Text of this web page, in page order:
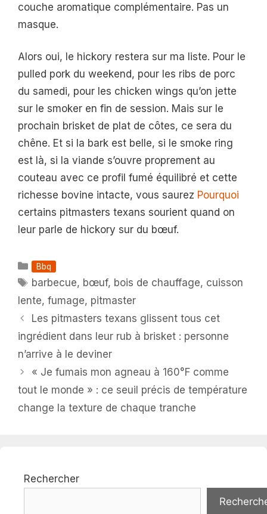
couche aromatique complémentaire. Pas un
masque.
Alors oui, le hickory restera sur ma liste. Pour le
pulled pork du weekend, pour les ribs de porc
du samedi, pour les chicken wings qu’on jette
sur le smoker en fin de session. Mais sur le
prochain brisket de plat de côtes, ce sera du
chêne. Et si la bark est belle, si le smoke ring
est là, si la viande s’ouvre proprement au
couteau avec ce profil fumé équilibré et cette
richesse bovine intacte, vous saurez Pourquoi
certains pitmasters texans sourient quand on
leur parle de hickory sur du bœuf.
Catégories
Bbq
Étiquettes
barbecue, bœuf, bois de chauffage, cuisson
lente, fumage, pitmaster
Les pitmasters texans glissent tous cet
ingrédient dans leur rub à brisket : personne
n’arrive à le deviner
« Je fumais mon agneau à 160°F comme
tout le monde » : ce seuil précis de température
change la texture de chaque tranche
Rechercher